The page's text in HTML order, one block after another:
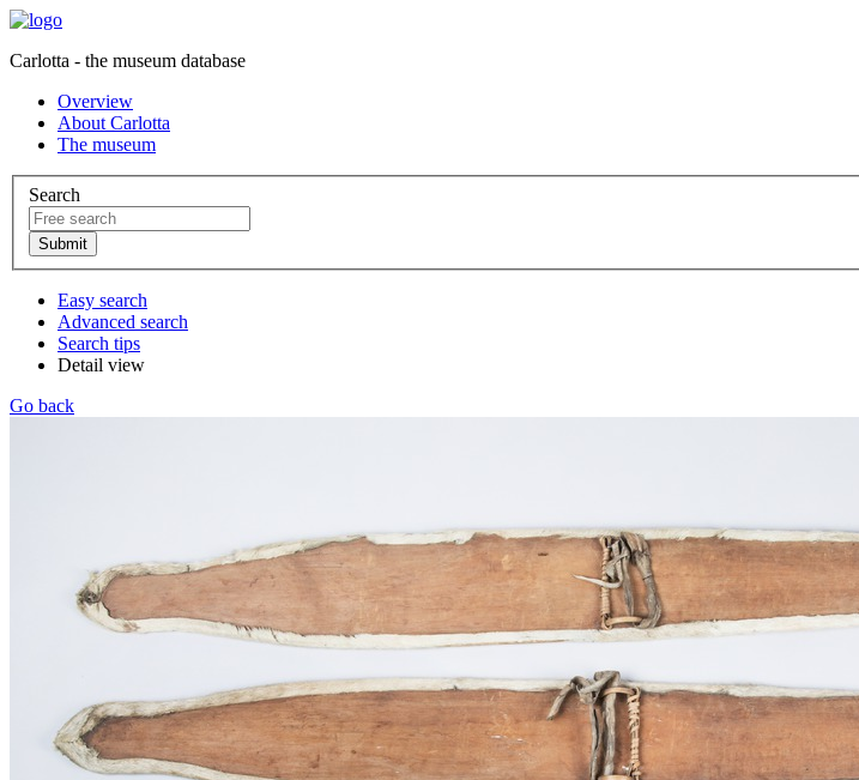
Carlotta - the museum database
Overview
About Carlotta
The museum
Search
Easy search
Advanced search
Search tips
Detail view
Go back